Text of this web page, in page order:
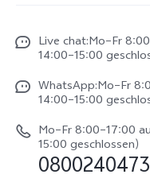
V70
V70 FE
Y31e 5G
vivo Buds Air3
Funtouch OS
IMEI-Authentifizierung
System Verbesserung
Reparaturerfassung
Benutzerhandbuch
Impressum
Rechtliche Hinweise
vivo Datenschutzcenter
Live chat:Mo–Fr
14:00–15:00
WhatsApp:Mo–Fr
14:00–15:00
Mo–Fr 8:00–17:00
15:00 geschlossen）
0800240473